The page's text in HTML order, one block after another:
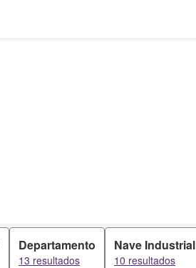
Departamento
13 resultados
Nave Industrial
10 resultados